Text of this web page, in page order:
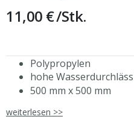
11,00 €/Stk.
Polypropylen
hohe
500 mm x 500 mm
langlebig, beständig,
weiterlesen >>